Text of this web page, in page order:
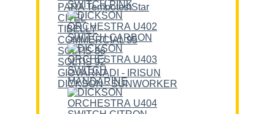
PARA TempotestStar
CITEL
TIBELLY
COMMERCIAL 95
SOLTIS 86
SOLTIS 92
GIOVARNADI - IRISUN
DICKSON - SUNWORKER